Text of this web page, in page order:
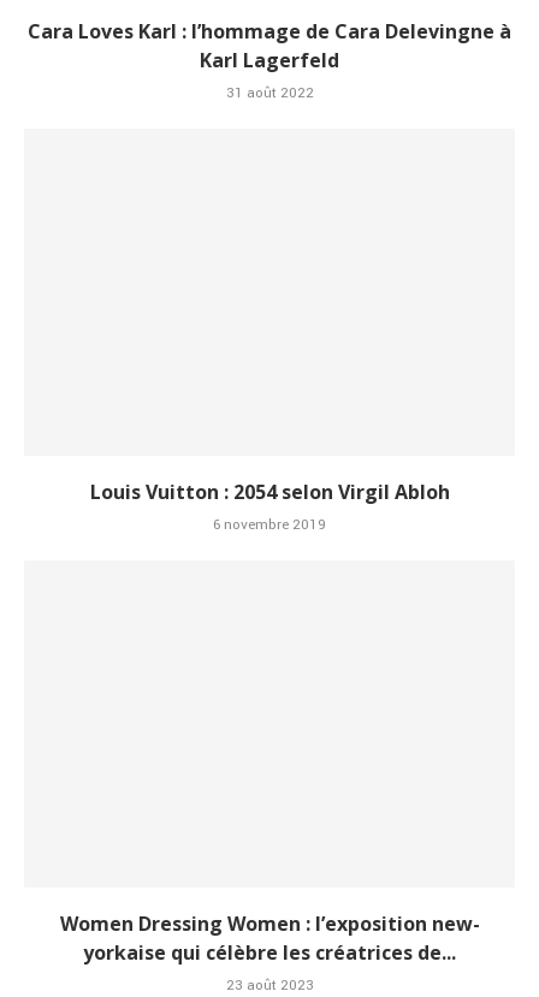
Cara Loves Karl : l’hommage de Cara Delevingne à
Karl Lagerfeld
31 août 2022
Louis Vuitton : 2054 selon Virgil Abloh
6 novembre 2019
Women Dressing Women : l’exposition new-
yorkaise qui célèbre les créatrices de...
23 août 2023